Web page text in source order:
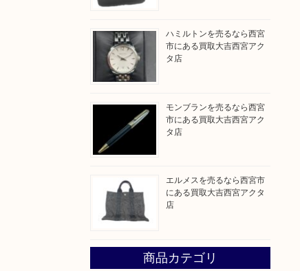
ハミルトンを売るなら西宮
市にある買取大吉西宮アク
タ店
モンブランを売るなら西宮
市にある買取大吉西宮アク
タ店
エルメスを売るなら西宮市
にある買取大吉西宮アクタ
店
商品カテゴリ